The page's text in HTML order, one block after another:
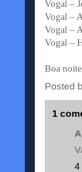
Vogal –
Vogal –
Vogal –
Vogal –
Boa
Posted
1
4